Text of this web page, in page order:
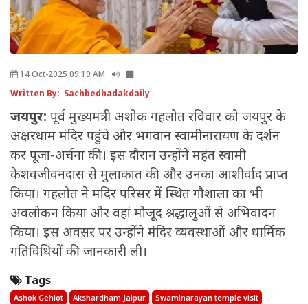
14 Oct-2025 09:19 AM
Written By: Sachbedhadakdaily
जयपुर: पूर्व मुख्यमंत्री अशोक गहलोत रविवार को जयपुर के
अक्षरधाम मंदिर पहुंचे और भगवान स्वामीनारायण के दर्शन
कर पूजा-अर्चना की। इस दौरान उन्होंने महंत स्वामी
केशवजीवनदास से मुलाकात की और उनका आशीर्वाद प्राप्त
किया। गहलोत ने मंदिर परिसर में स्थित गौशाला का भी
अवलोकन किया और वहां मौजूद श्रद्धालुओं से अभिवादन
किया। इस अवसर पर उन्होंने मंदिर व्यवस्थाओं और धार्मिक
गतिविधियों की जानकारी ली।
Tags
Ashok Gehlot Akshardham Jaipur
Swaminarayan temple visit